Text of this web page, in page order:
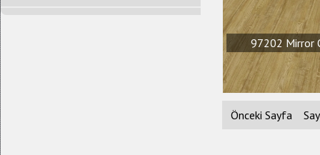
97202 Mirror
Önceki Sayfa